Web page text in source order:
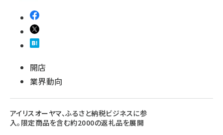
開店
業界動向
アイリスオーヤマ、ふるさと納税ビジネスに参
入。限定商品を含む約2000の返礼品を展開